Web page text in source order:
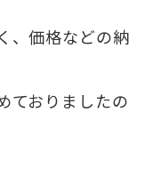
、価格などの納
ておりましたの